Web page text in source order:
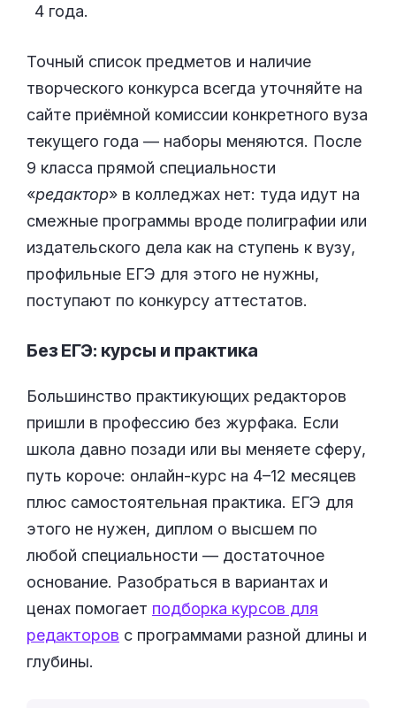
4 года.
Точный список предметов и наличие
творческого конкурса всегда уточняйте на
сайте приёмной комиссии конкретного вуза
текущего года — наборы меняются. После
9 класса прямой специальности
«редактор» в колледжах нет: туда идут на
смежные программы вроде полиграфии или
издательского дела как на ступень к вузу,
профильные ЕГЭ для этого не нужны,
поступают по конкурсу аттестатов.
Без ЕГЭ: курсы и практика
Большинство практикующих редакторов
пришли в профессию без журфака. Если
школа давно позади или вы меняете сферу,
путь короче: онлайн-курс на 4–12 месяцев
плюс самостоятельная практика. ЕГЭ для
этого не нужен, диплом о высшем по
любой специальности — достаточное
основание. Разобраться в вариантах и
ценах помогает подборка курсов для
редакторов с программами разной длины и
глубины.